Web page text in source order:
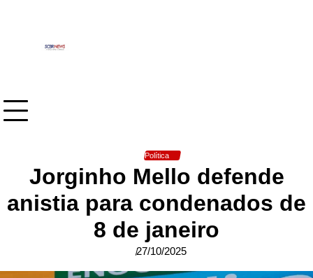
Política
Jorginho Mello defende
anistia para condenados de
8 de janeiro
27/10/2025